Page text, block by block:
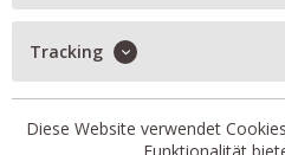
nahtfeiner Reißverschluss in
seitliche Eingrifftaschen
mit Baumwollfutter bis zum
Tracking
Diese Website verwendet
Funktionalität